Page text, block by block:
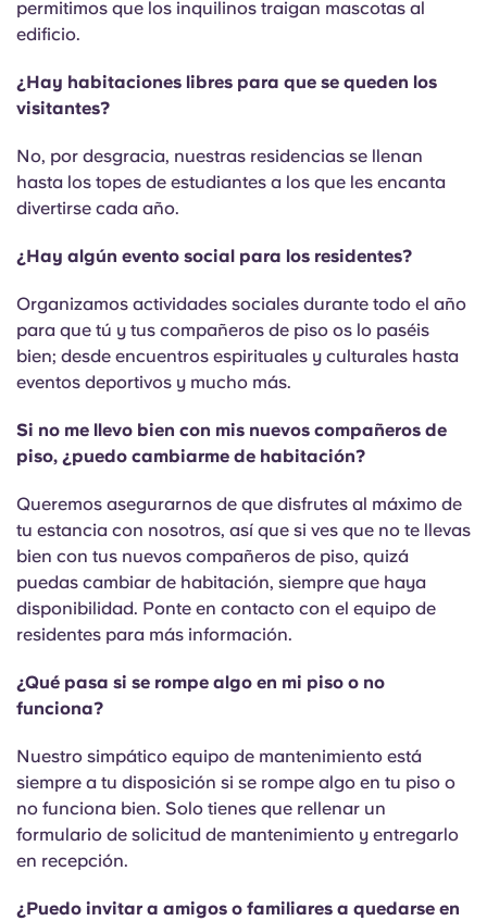
permitimos que los inquilinos traigan mascotas al
edificio.
¿Hay habitaciones libres para que se queden los
visitantes?
No, por desgracia, nuestras residencias se llenan
hasta los topes de estudiantes a los que les encanta
divertirse cada año.
¿Hay algún evento social para los residentes?
Organizamos actividades sociales durante todo el año
para que tú y tus compañeros de piso os lo paséis
bien; desde encuentros espirituales y culturales hasta
eventos deportivos y mucho más.
Si no me llevo bien con mis nuevos compañeros de
piso, ¿puedo cambiarme de habitación?
Queremos asegurarnos de que disfrutes al máximo de
tu estancia con nosotros, así que si ves que no te llevas
bien con tus nuevos compañeros de piso, quizá
puedas cambiar de habitación, siempre que haya
disponibilidad. Ponte en contacto con el equipo de
residentes para más información.
¿Qué pasa si se rompe algo en mi piso o no
funciona?
Nuestro simpático equipo de mantenimiento está
siempre a tu disposición si se rompe algo en tu piso o
no funciona bien. Solo tienes que rellenar un
formulario de solicitud de mantenimiento y entregarlo
en recepción.
¿Puedo invitar a amigos o familiares a quedarse en